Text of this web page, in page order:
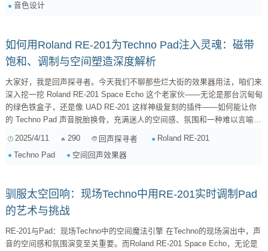
音色设计
如何用Roland RE-201为Techno Pad注入灵魂：磁带
饱和、调制与空间塑造深度解析
大家好，我是回声探寻者。今天我们不聊那些烂大街的效果器用法，咱们来
深入挖一挖 Roland RE-201 Space Echo 这个老家伙——无论是那台沉甸甸
的绿色铁盒子，还是像 UAD RE-201 这样神级复刻的插件——如何能让你
的 Techno Pad 声音脱胎换骨，充满迷人的空间感、氛围和一种难以言喻的
添一些复古、有机的质感，那 RE-201 绝对是你的秘密武器。 我们不只是
把它当作一个简单的延迟效果器来用。RE-201 的精髓在于它独特的磁带机
2025/4/11 290 回声探寻者
Roland RE-201
Techno Pad
空间回声效果器
驯服太空回响：现场Techno中用RE-201实时调制Pad
的艺术与挑战
RE-201与Pad：现场Techno中的空间魔法引擎 在Techno的现场演出中，声
音的空间感和氛围演变至关重要。而Roland RE-201 Space Echo，无论是